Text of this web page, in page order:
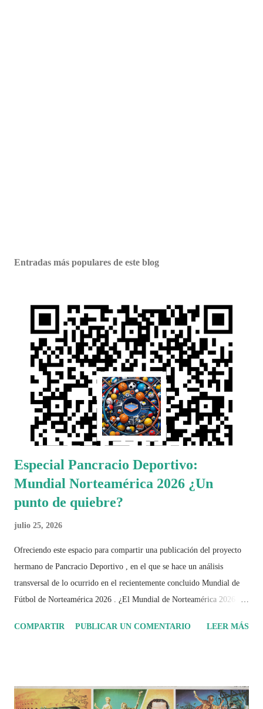
Entradas más populares de este blog
Especial Pancracio Deportivo:
Mundial Norteamérica 2026 ¿Un
punto de quiebre?
julio 25, 2026
Ofreciendo este espacio para compartir una publicación del proyecto
hermano de Pancracio Deportivo , en el que se hace un análisis
transversal de lo ocurrido en el recientemente concluido Mundial de
Fútbol de Norteamérica 2026 . ¿El Mundial de Norteamérica 2026 ha
el recorrido de cada selección con infografías inspiradas en la
2026 ¿Un punto de quiebre?" Este especial de Pancracio Deportivo no
COMPARTIR PUBLICAR UN COMENTARIO LEER MÁS